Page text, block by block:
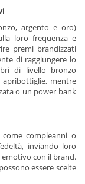
argento e oro)
loro frequenza e
premi brandizzati
di raggiungere lo
di livello bronzo
mentre
o un power bank
compleanni o
inviando loro
con il brand.
essere scelte